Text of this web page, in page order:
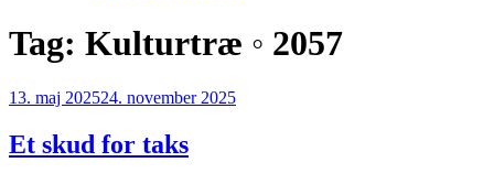
Tag: Kulturtræ ◦ 2057
Udgivet
13. maj 202524. november 2025
Et skud for taks